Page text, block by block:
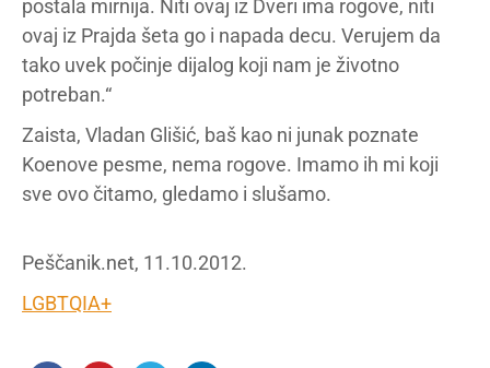
postala mirnija. Niti ovaj iz Dveri ima rogove, niti
ovaj iz Prajda šeta go i napada decu. Verujem da
tako uvek počinje dijalog koji nam je životno
potreban.“
Zaista, Vladan Glišić, baš kao ni junak poznate
Koenove pesme, nema rogove. Imamo ih mi koji
sve ovo čitamo, gledamo i slušamo.
Peščanik.net, 11.10.2012.
LGBTQIA+